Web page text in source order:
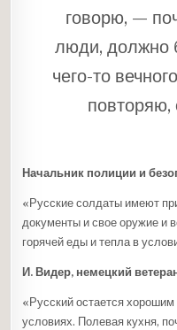
говорю, —
люди, должно
чего-то
повторяю,
Начальник полиции и
«Русские солдаты имеют
документы и свое оружие и
горячей еды и тепла в
И. Видер, немецкий
«Русский остается
условиях. Полевая кухня,